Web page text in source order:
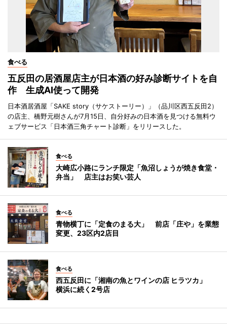
食べる
五反田の居酒屋店主が日本酒の好み診断サイトを自
作 生成AI使って開発
日本酒居酒屋「SAKE story（サケストーリー）」（品川区西五反田2）
の店主、橋野元樹さんが7月15日、自分好みの日本酒を見つける無料ウ
ェブサービス「日本酒三角チャート診断」をリリースした。
食べる
大崎広小路にランチ限定「魚沼しょうが焼き食堂・
弁当」 店主はお笑い芸人
食べる
青物横丁に「定食のまる大」 前店「庄や」を業態
変更、23区内2店目
食べる
西五反田に「湘南の魚とワインの店 ヒラツカ」
横浜に続く2号店